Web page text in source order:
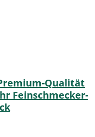
Qualität
Feinschmecker-